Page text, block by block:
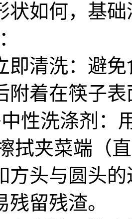
如何，基础
清洗：避免
附着在筷子
洗涤剂：用
拭夹菜端（
方头与圆头
留残渣。